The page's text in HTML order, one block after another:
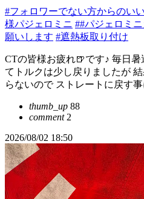
#フォロワーでない方からのい
様パジェロミニ ##パジェロミ
願いします #遮熱板取り付け
CTの皆様お疲れ🍺です♪ 毎日
てトルクは少し戻りましたが
らないので ストレートに戻す
thumb_up 88
comment2
2026/08/02 18:50